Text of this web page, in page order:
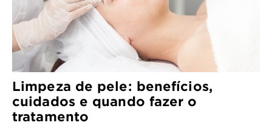
Limpeza de pele: benefícios,
cuidados e quando fazer o
tratamento